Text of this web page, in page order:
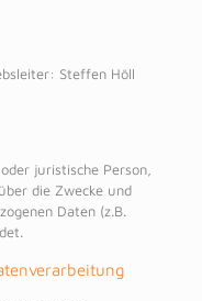
Steffen Höll
juristische Person,
die Zwecke und
Daten (z.B.